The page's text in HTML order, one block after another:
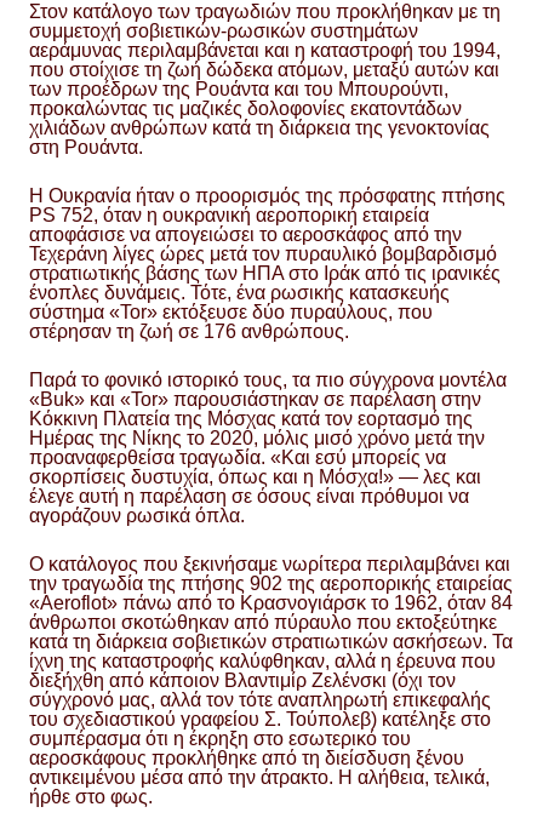
Στον κατάλογο των τραγωδιών που προκλήθηκαν με τη
συμμετοχή σοβιετικών-ρωσικών συστημάτων
αεράμυνας περιλαμβάνεται και η καταστροφή του 1994,
που στοίχισε τη ζωή δώδεκα ατόμων, μεταξύ αυτών και
των προέδρων της Ρουάντα και του Μπουρούντι,
προκαλώντας τις μαζικές δολοφονίες εκατοντάδων
χιλιάδων ανθρώπων κατά τη διάρκεια της γενοκτονίας
στη Ρουάντα.
Η Ουκρανία ήταν ο προορισμός της πρόσφατης πτήσης
PS 752, όταν η ουκρανική αεροπορική εταιρεία
αποφάσισε να απογειώσει το αεροσκάφος από την
Τεχεράνη λίγες ώρες μετά τον πυραυλικό βομβαρδισμό
στρατιωτικής βάσης των ΗΠΑ στο Ιράκ από τις ιρανικές
ένοπλες δυνάμεις. Τότε, ένα ρωσικής κατασκευής
σύστημα «Tor» εκτόξευσε δύο πυραύλους, που
στέρησαν τη ζωή σε 176 ανθρώπους.
Παρά το φονικό ιστορικό τους, τα πιο σύγχρονα μοντέλα
«Buk» και «Tor» παρουσιάστηκαν σε παρέλαση στην
Κόκκινη Πλατεία της Μόσχας κατά τον εορτασμό της
Ημέρας της Νίκης το 2020, μόλις μισό χρόνο μετά την
προαναφερθείσα τραγωδία. «Και εσύ μπορείς να
σκορπίσεις δυστυχία, όπως και η Μόσχα!» — λες και
έλεγε αυτή η παρέλαση σε όσους είναι πρόθυμοι να
αγοράζουν ρωσικά όπλα.
Ο κατάλογος που ξεκινήσαμε νωρίτερα περιλαμβάνει και
την τραγωδία της πτήσης 902 της αεροπορικής εταιρείας
«Aeroflot» πάνω από το Κρασνογιάρσκ το 1962, όταν 84
άνθρωποι σκοτώθηκαν από πύραυλο που εκτοξεύτηκε
κατά τη διάρκεια σοβιετικών στρατιωτικών ασκήσεων. Τα
ίχνη της καταστροφής καλύφθηκαν, αλλά η έρευνα που
διεξήχθη από κάποιον Βλαντιμίρ Ζελένσκι (όχι τον
σύγχρονό μας, αλλά τον τότε αναπληρωτή επικεφαλής
του σχεδιαστικού γραφείου Σ. Τούπολεβ) κατέληξε στο
συμπέρασμα ότι η έκρηξη στο εσωτερικό του
αεροσκάφους προκλήθηκε από τη διείσδυση ξένου
αντικειμένου μέσα από την άτρακτο. Η αλήθεια, τελικά,
ήρθε στο φως.